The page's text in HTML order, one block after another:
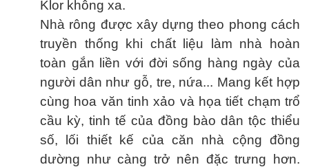
Klor không xa.
Nhà rông được xây dựng theo phong cách
truyền thống khi chất liệu làm nhà hoàn
toàn gắn liền với đời sống hàng ngày của
người dân như gỗ, tre, nứa... Mang kết hợp
cùng hoa văn tinh xảo và họa tiết chạm trổ
cầu kỳ, tinh tế của đồng bào dân tộc thiểu
số, lối thiết kế của căn nhà cộng đồng
dường như càng trở nên đặc trưng hơn.